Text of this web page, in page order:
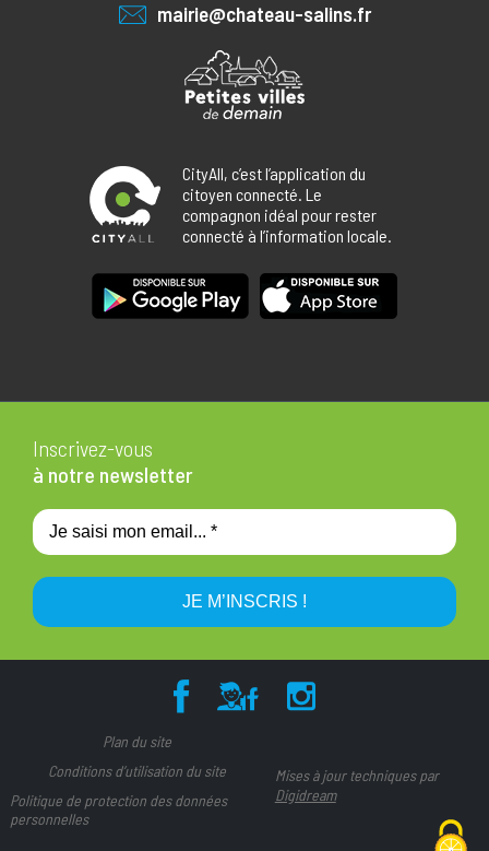
mairie@chateau-salins.fr
CityAll, c’est l’application du
citoyen connecté. Le
compagnon idéal pour rester
connecté à l’information locale.
Inscrivez-vous
à notre newsletter
Plan du site
Conditions d’utilisation du site
Politique de protection des données
personnelles
Mises à jour techniques par
Digidream